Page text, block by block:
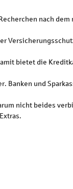
nach dem
bietet die
Banken und
nicht beides